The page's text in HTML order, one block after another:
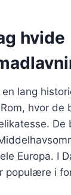
hvide
lang
hvor de
De
Europa. I
populære i